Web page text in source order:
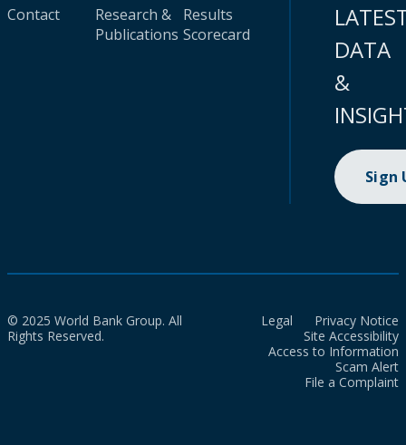
Contact
Research &
Publications
Results
Scorecard
DATA
&
Sign
© 2025 World Bank Group. All
Rights Reserved.
Legal
Privacy Notice
Site Accessibility
Access to Information
Scam Alert
File a Complaint